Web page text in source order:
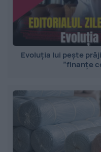
Evoluția lui pește
”finanțe